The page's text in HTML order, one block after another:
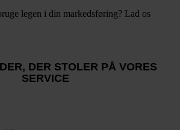
legen i din markedsføring? Lad os
DER STOLER PÅ VORES
SERVICE